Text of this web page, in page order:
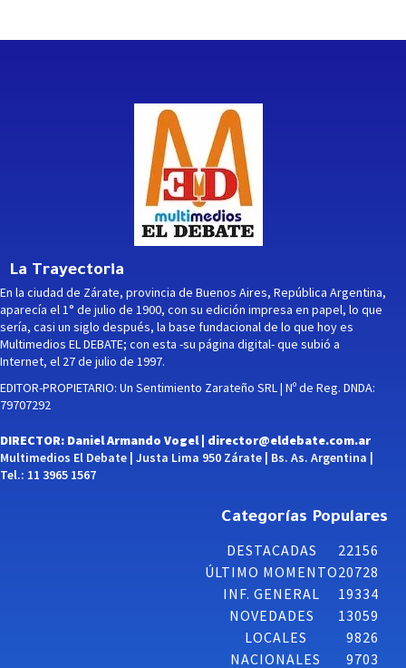
La Trayectoria
En la ciudad de Zárate, provincia de Buenos Aires, República Argentina,
aparecía el 1° de julio de 1900, con su edición impresa en papel, lo que
sería, casi un siglo después, la base fundacional de lo que hoy es
Multimedios EL DEBATE; con esta -su página digital- que subió a
Internet, el 27 de julio de 1997.
EDITOR-PROPIETARIO: Un Sentimiento Zarateño SRL | Nº de Reg. DNDA:
79707292
DIRECTOR: Daniel Armando Vogel | director@eldebate.com.ar
Multimedios El Debate | Justa Lima 950 Zárate | Bs. As. Argentina |
Tel.: 11 3965 1567
Categorías Populares
DESTACADAS
22156
ÚLTIMO MOMENTO20728
INF. GENERAL
19334
NOVEDADES
13059
LOCALES
9826
NACIONALES
9703